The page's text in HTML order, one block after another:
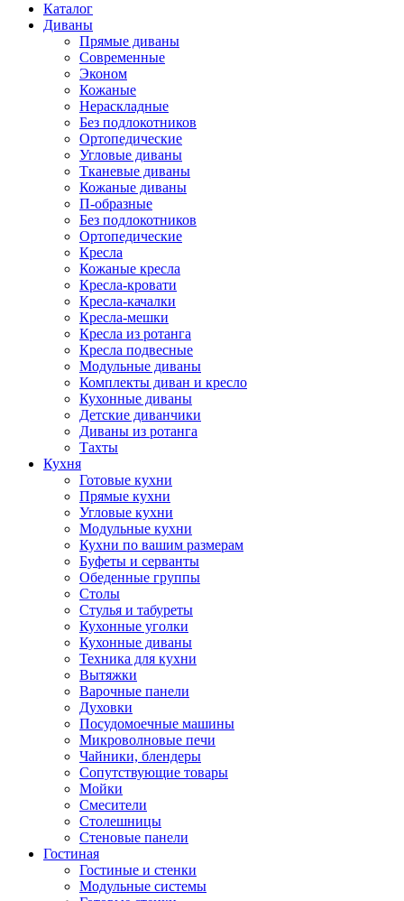
Каталог
Диваны
Прямые диваны
Современные
Эконом
Кожаные
Нераскладные
Без подлокотников
Ортопедические
Угловые диваны
Тканевые диваны
Кожаные диваны
П-образные
Без подлокотников
Ортопедические
Кресла
Кожаные кресла
Кресла-кровати
Кресла-качалки
Кресла-мешки
Кресла из ротанга
Кресла подвесные
Модульные диваны
Комплекты диван и кресло
Кухонные диваны
Детские диванчики
Диваны из ротанга
Тахты
Кухня
Готовые кухни
Прямые кухни
Угловые кухни
Модульные кухни
Кухни по вашим размерам
Буфеты и серванты
Обеденные группы
Столы
Стулья и табуреты
Кухонные уголки
Кухонные диваны
Техника для кухни
Вытяжки
Варочные панели
Духовки
Посудомоечные машины
Микроволновые печи
Чайники, блендеры
Сопутствующие товары
Мойки
Смесители
Столешницы
Стеновые панели
Гостиная
Гостиные и стенки
Модульные системы